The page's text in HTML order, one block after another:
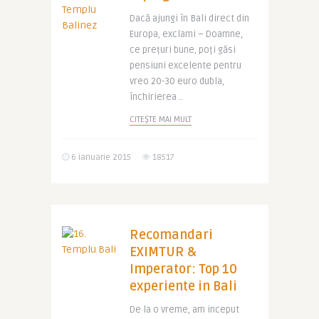
Dacă ajungi în Bali direct din
Europa, exclami – Doamne,
ce prețuri bune, poți găsi
pensiuni excelente pentru
vreo 20-30 euro dubla,
închirierea ..
CITEȘTE MAI MULT
6 ianuarie 2015 18517
Recomandari
EXIMTUR &
Imperator: Top 10
experiente in Bali
De la o vreme, am inceput